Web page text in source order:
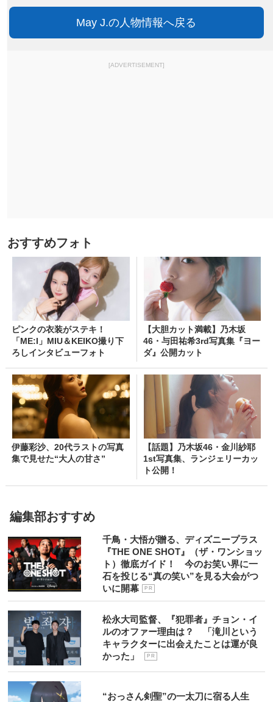
May J.の人物情報へ戻る
[ADVERTISEMENT]
おすすめフォト
ピンクの衣装がステキ！
「ME:I」MIU＆KEIKO撮り下
ろしインタビューフォト
【大胆カット満載】乃木坂
46・与田祐希3rd写真集『ヨー
ダ』公開カット
伊藤彩沙、20代ラストの写真
集で見せた“大人の甘さ”
【話題】乃木坂46・金川紗耶
1st写真集、ランジェリーカッ
ト公開！
編集部おすすめ
千鳥・大悟が贈る、ディズニープラス
『THE ONE SHOT』（ザ・ワンショッ
ト）徹底ガイド！ 今のお笑い界に一
石を投じる“真の笑い”を見る大会がつ
いに開幕
P R
松永大司監督、『犯罪者』チョン・イ
ルのオファー理由は？ 「滝川という
キャラクターに出会えたことは運が良
かった」
P R
“おっさん剣聖”の一太刀に宿る人生